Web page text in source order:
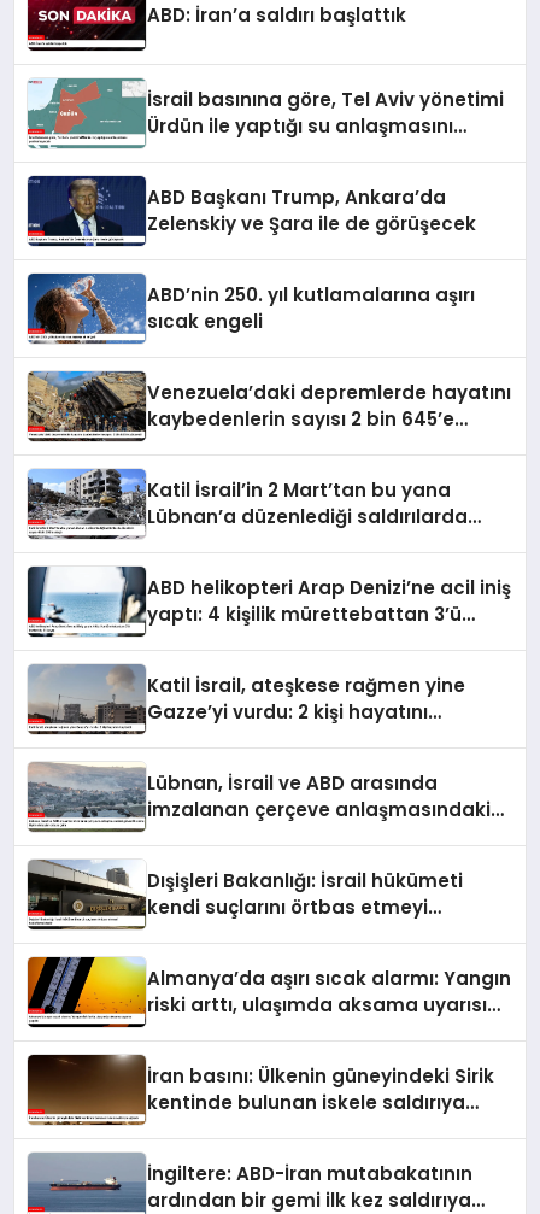
ABD: İran’a saldırı başlattık
İsrail basınına göre, Tel Aviv yönetimi
Ürdün ile yaptığı su anlaşmasını
ABD Başkanı Trump, Ankara’da
Zelenskiy ve Şara ile de görüşecek
ABD’nin 250. yıl kutlamalarına aşırı
sıcak engeli
Venezuela’daki depremlerde hayatını
kaybedenlerin sayısı 2 bin 645’e
Katil İsrail’in 2 Mart’tan bu yana
Lübnan’a düzenlediği saldırılarda
ABD helikopteri Arap Denizi’ne acil iniş
yaptı: 4 kişilik mürettebattan 3’ü
Katil İsrail, ateşkese rağmen yine
Gazze’yi vurdu: 2 kişi hayatını
Lübnan, İsrail ve ABD arasında
imzalanan çerçeve anlaşmasındaki
Dışişleri Bakanlığı: İsrail hükümeti
kendi suçlarını örtbas etmeyi
Almanya’da aşırı sıcak alarmı: Yangın
riski arttı, ulaşımda aksama uyarısı
İran basını: Ülkenin güneyindeki Sirik
kentinde bulunan iskele saldırıya
İngiltere: ABD-İran mutabakatının
ardından bir gemi ilk kez saldırıya